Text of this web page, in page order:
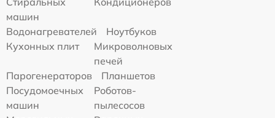
машин
Водонагревателей
Ноутбуков
Кухонных плит
Микроволновых
печей
Парогенераторов
Планшетов
Посудомоечных
машин
Роботов-
пылесосов